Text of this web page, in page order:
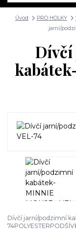
Úvod PRO HOLKY
jarní/
Dívčí jarní/podzimní